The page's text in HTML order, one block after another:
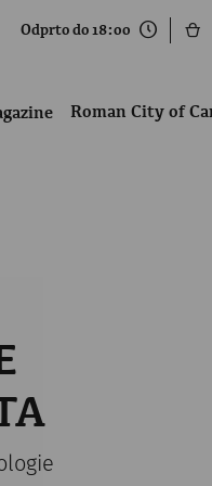
Odprto do 18:00
Roman City of